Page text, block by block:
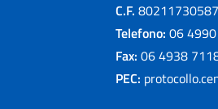
C.F. 80211730587
Telefono: 06
Fax: 06 4938
PEC: